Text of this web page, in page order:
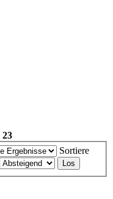
23
Sortiere